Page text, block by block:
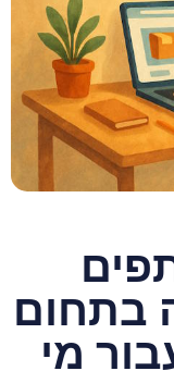
בתחום
מי